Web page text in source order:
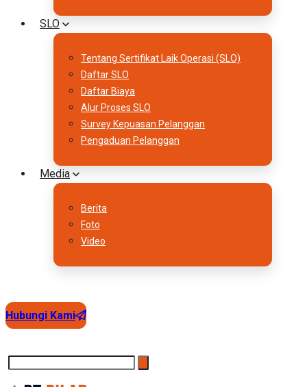
SLO
Tentang Sertifikat Laik Operasi (SLO)
Daftar SLO
Daftar Biaya
Alur Proses SLO
Survey Kepuasan Pelanggan
Pengaduan Pelanggan
Media
Berita
Foto
Video
Hubungi Kami